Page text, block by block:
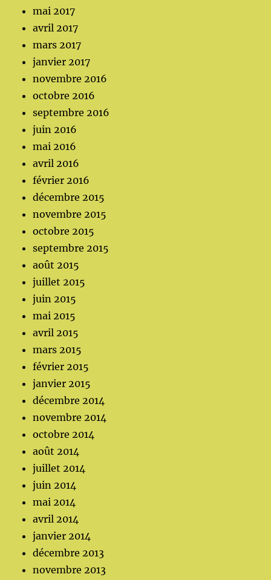
mai 2017
avril 2017
mars 2017
janvier 2017
novembre 2016
octobre 2016
septembre 2016
juin 2016
mai 2016
avril 2016
février 2016
décembre 2015
novembre 2015
octobre 2015
septembre 2015
août 2015
juillet 2015
juin 2015
mai 2015
avril 2015
mars 2015
février 2015
janvier 2015
décembre 2014
novembre 2014
octobre 2014
août 2014
juillet 2014
juin 2014
mai 2014
avril 2014
janvier 2014
décembre 2013
novembre 2013